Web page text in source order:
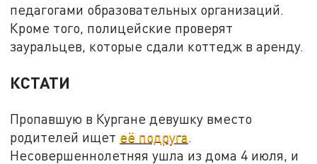
педагогами образовательных организаций.
Кроме того, полицейские проверят
зауральцев, которые сдали коттедж в аренду.
КСТАТИ
Пропавшую в Кургане девушку вместо
родителей ищет её подруга.
Несовершеннолетняя ушла из дома 4 июля, и